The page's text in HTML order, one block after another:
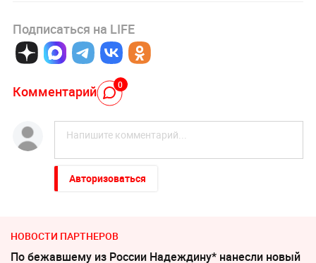
Подписаться на LIFE
Комментарий 0
Авторизоваться
НОВОСТИ ПАРТНЕРОВ
По бежавшему из России Надеждину* нанесли новый